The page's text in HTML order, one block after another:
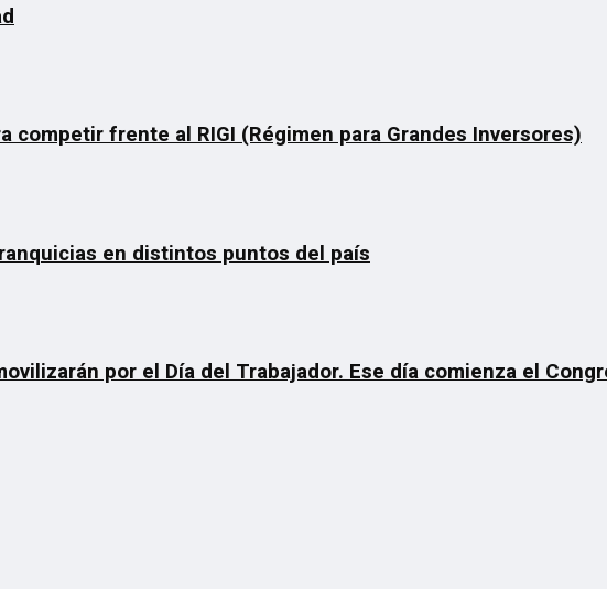
frente al RIGI (Régimen para Grandes Inversores)
en distintos puntos del país
por el Día del Trabajador. Ese día comienza el